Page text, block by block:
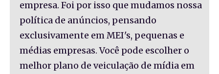
empresa. Foi por isso que mudamos nossa
política de anúncios, pensando
exclusivamente em MEI's, pequenas e
médias empresas. Você pode escolher o
melhor plano de veiculação de mídia em